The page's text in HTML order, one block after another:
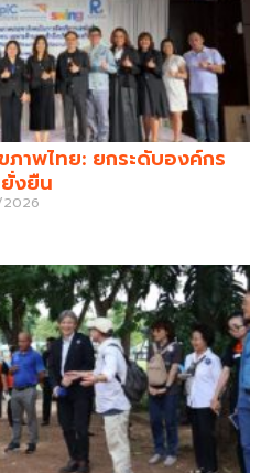
าพไทย: ยกระดับองค์กร
งยืน